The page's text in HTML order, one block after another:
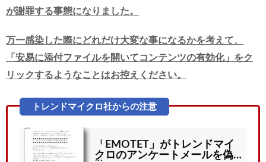
が謝罪する事態になりました。
万一感染した際にどれだけ大変な事になるかを考えて、
「安易に添付ファイルを開いてコンテンツの有効化」をク
リックするようなことはお控えください。
「EMOTET」がトレンドマイ
クロのアンケートメールを偽